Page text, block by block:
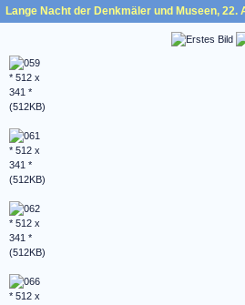
Lange Nacht der Denkmäler und Museen, 22.